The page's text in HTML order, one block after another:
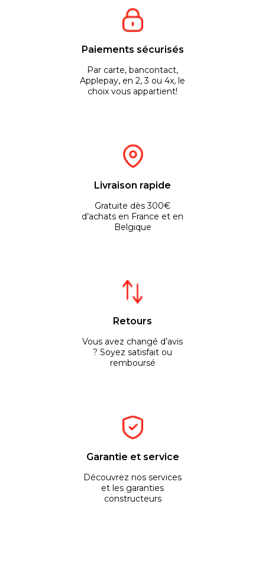
Paiements sécurisés
Par carte, bancontact,
Applepay, en 2, 3 ou 4x, le
choix vous appartient!
Livraison rapide
Gratuite dès 300€
d’achats en France et en
Belgique
Retours
Vous avez changé d’avis
? Soyez satisfait ou
remboursé
Garantie et service
Découvrez nos services
et les garanties
constructeurs